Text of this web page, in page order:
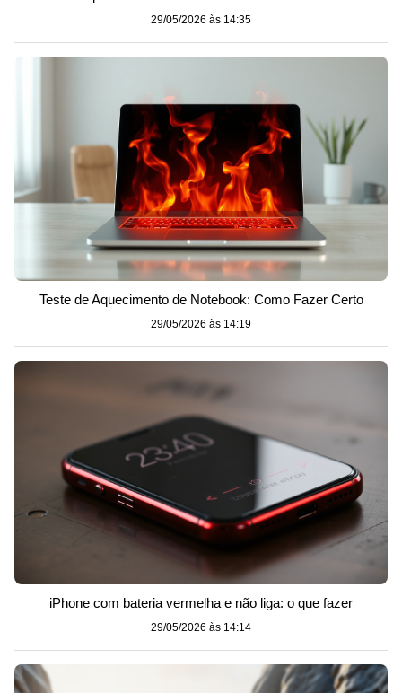
29/05/2026 às 14:35
Teste de Aquecimento de Notebook: Como Fazer Certo
29/05/2026 às 14:19
iPhone com bateria vermelha e não liga: o que fazer
29/05/2026 às 14:14